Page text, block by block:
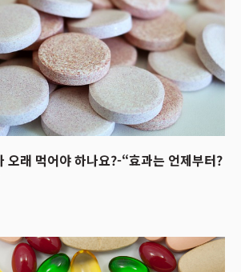
오래 먹어야 하나요?-“효과는 언제부터?